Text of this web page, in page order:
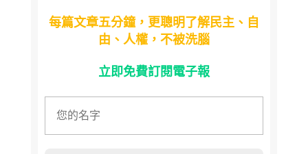
每篇文章五分鐘，更聰明了解民主、自
由、人權，不被洗腦
立即免費訂閱電子報